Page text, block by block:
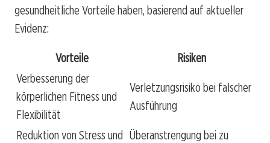
gesundheitliche Vorteile haben, basierend auf aktueller
Evidenz:
Vorteile
Risiken
Verbesserung der
körperlichen Fitness und
Flexibilität
Verletzungsrisiko bei falscher
Ausführung
Reduktion von Stress und Überanstrengung bei zu